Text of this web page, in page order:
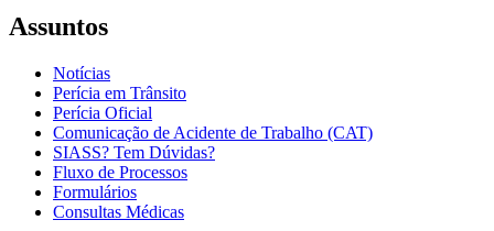
Assuntos
Notícias
Perícia em Trânsito
Perícia Oficial
Comunicação de Acidente de Trabalho (CAT)
SIASS? Tem Dúvidas?
Fluxo de Processos
Formulários
Consultas Médicas